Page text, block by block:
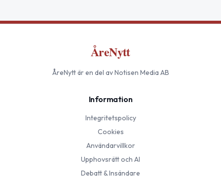
ÅreNytt
ÅreNyttär en del av Notisen Media AB
Information
Integritetspolicy
Cookies
Användarvillkor
Upphovsrätt och AI
Debatt & Insändare